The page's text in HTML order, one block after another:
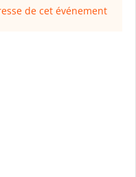
de cet événement